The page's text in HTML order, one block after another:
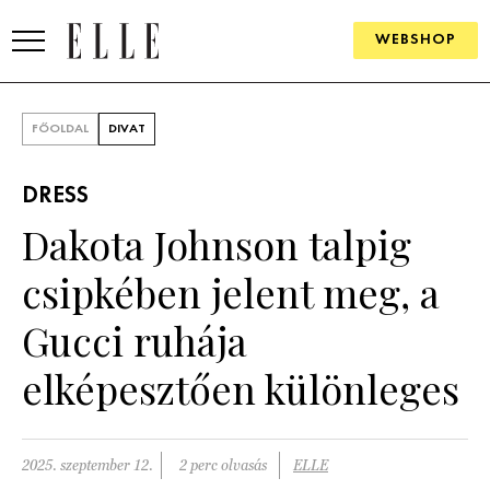
WEBSHOP
SZÉPSÉG
KULTÚRA
PSZICHÉ
PÁRKAPCSOLAT
FŐOLDAL DIVAT
DRESS
Dakota Johnson talpig
csipkében jelent meg, a
Gucci ruhája
elképesztően különleges
2025. szeptember 12. 2 perc olvasás ELLE